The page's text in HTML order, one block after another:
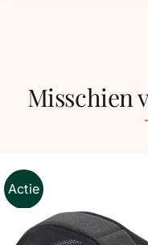
Misschien
Actie